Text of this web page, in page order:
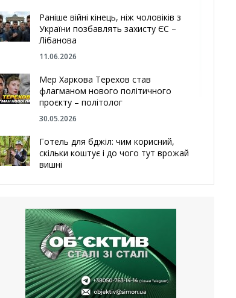
Раніше війні кінець, ніж чоловіків з
України позбавлять захисту ЄС –
Лібанова
11.06.2026
Мер Харкова Терехов став
флагманом нового політичного
проєкту – політолог
30.05.2026
Готель для бджіл: чим корисний,
скільки коштує і до чого тут врожай
вишні
Чугуєва, міста, яке встояло попри
все
21.05.2026
«ТЦК порушує закон? Нехай
платять!» Як завдяки штрафу жінку
виключили з обліку